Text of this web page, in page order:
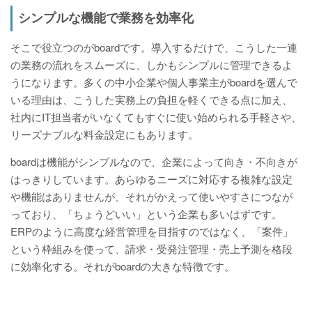
シンプルな機能で業務を効率化
そこで役立つのがboardです。導入するだけで、こうした一連
の業務の流れをスムーズに、しかもシンプルに管理できるよ
うになります。多くの中小企業や個人事業主がboardを選んで
いる理由は、こうした実務上の負担を軽くできる点に加え、
社内にIT担当者がいなくてもすぐに使い始められる手軽さや、
リーズナブルな料金設定にもあります。
boardは機能がシンプルなので、企業によって向き・不向きが
はっきりしています。あらゆるニーズに対応する複雑な設定
や機能はありませんが、それがかえって使いやすさにつなが
っており、「ちょうどいい」という企業も多いはずです。
ERPのように高度な経営管理を目指すのではなく、「案件」
という枠組みを使って、請求・受発注管理・売上予測を格段
に効率化する。それがboardの大きな特徴です。